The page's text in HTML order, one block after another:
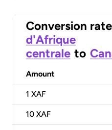
Conversion
d'Afrique
centrale to
Amount
1 XAF
10 XAF